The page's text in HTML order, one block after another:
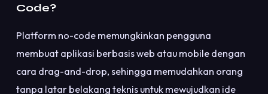
Code?
Platform no-code memungkinkan pengguna
membuat aplikasi berbasis web atau mobile dengan
cara drag-and-drop, sehingga memudahkan orang
tanpa latar belakang teknis untuk mewujudkan ide